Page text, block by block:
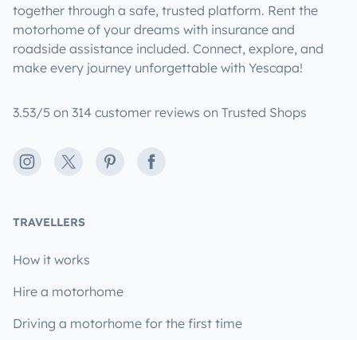
together through a safe, trusted platform. Rent the
motorhome of your dreams with insurance and
roadside assistance included. Connect, explore, and
make every journey unforgettable with Yescapa!
3.53/5 on 314 customer reviews on Trusted Shops
Instagram
X PinterestFacebook
TRAVELLERS
How it works
Hire a motorhome
Driving a motorhome for the first time